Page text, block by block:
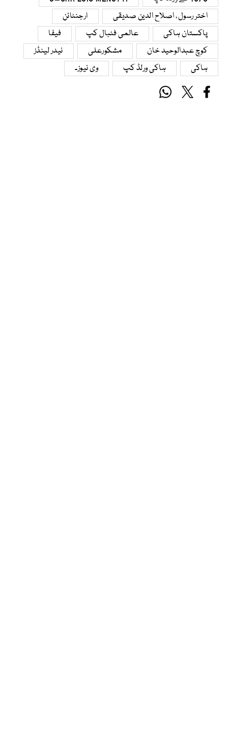
اختر رسول، اصلاح الدین صدیقی
ارجنٹائن
پاکستان ہاکی
عالمی فٹبال کپ
فیفا
کوچ عبدالوحید خان
مشکورعلی
نیدر لینڈز
ہاکی
ہاکی ورلڈ کپ وی نیوز۔